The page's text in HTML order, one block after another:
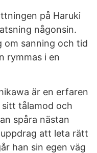
på Haruki
någonsin.
om sanning och tid
rymmas i en
är en erfaren
tålamod och
spåra nästan
att leta rätt
han sin egen väg